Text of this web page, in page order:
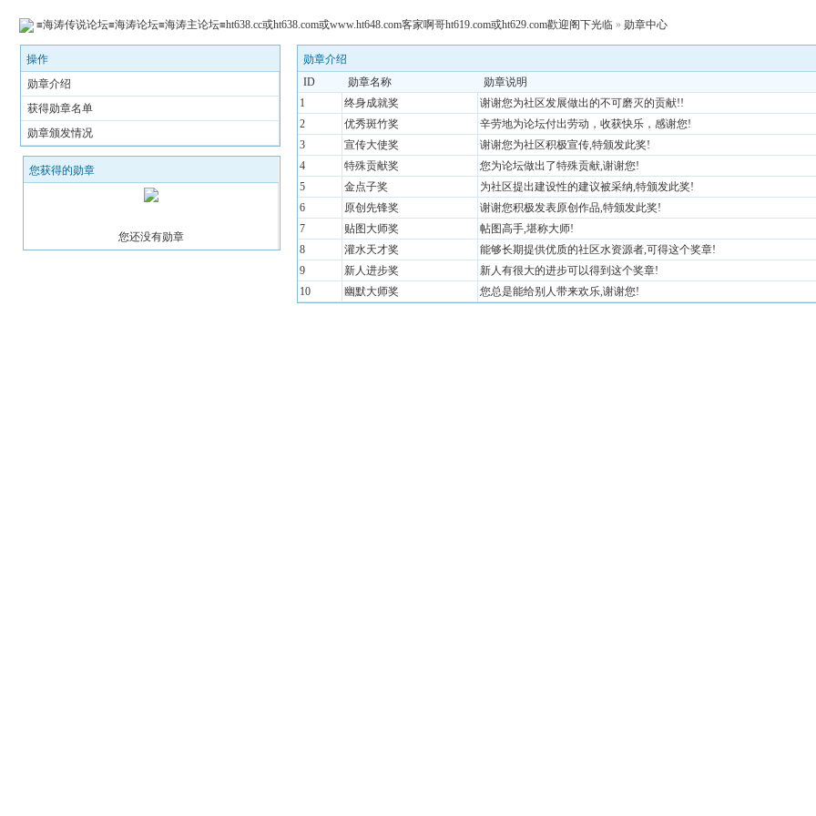
≡海涛传说论坛≡海涛论坛≡海涛主论坛≡ht638.cc或ht638.com或www.ht648.com客家啊哥ht619.com或ht629.com歡迎阁下光临 » 勋章中心
操作
勋章介绍
获得勋章名单
勋章颁发情况
您获得的勋章
您还没有勋章
勋章介绍
ID
勋章名称
勋章说明
1
终身成就奖
谢谢您为社区发展做出的不可磨灭的贡献!!
2
优秀斑竹奖
辛劳地为论坛付出劳动，收获快乐，感谢您!
3
宣传大使奖
谢谢您为社区积极宣传,特颁发此奖!
4
特殊贡献奖
您为论坛做出了特殊贡献,谢谢您!
5
金点子奖
为社区提出建设性的建议被采纳,特颁发此奖!
6
原创先锋奖
谢谢您积极发表原创作品,特颁发此奖!
7
贴图大师奖
帖图高手,堪称大师!
8
灌水天才奖
能够长期提供优质的社区水资源者,可得这个奖章!
9
新人进步奖
新人有很大的进步可以得到这个奖章!
10
幽默大师奖 您总是能给别人带来欢乐,谢谢您!